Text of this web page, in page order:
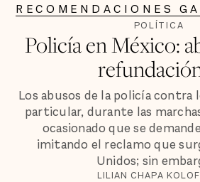
RECOMENDACIONES
POLÍTICA
Policía en México:
Los abusos de la policía contra
particular, durante las
ocasionado que se
imitando el reclamo que
Unidos; sin
LILIAN CHAPA